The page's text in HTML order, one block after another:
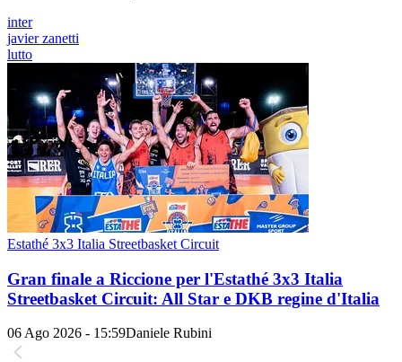
inter
javier zanetti
lutto
Estathé 3x3 Italia Streetbasket Circuit
Gran finale a Riccione per l'Estathé 3x3 Italia
Streetbasket Circuit: All Star e DKB regine d'Italia
06 Ago 2026 - 15:59Daniele Rubini